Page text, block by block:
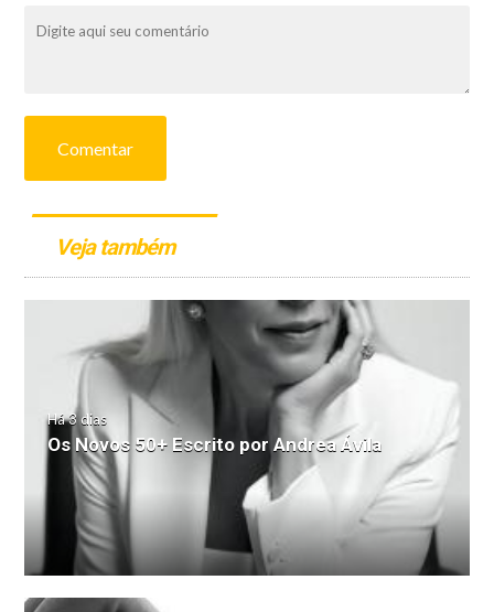
Comentar
Veja também
Há 3 dias
Os Novos 50+ Escrito por Andrea Ávila